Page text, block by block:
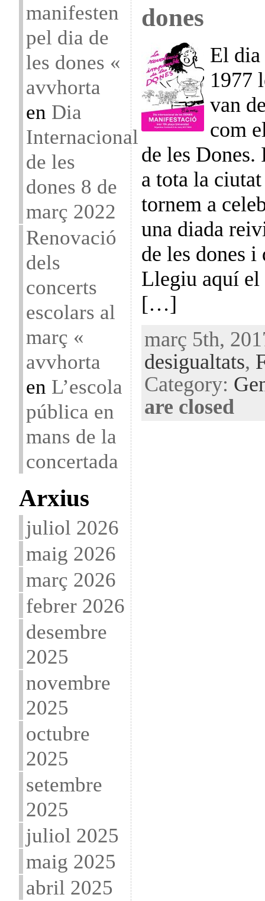
manifesten
pel dia de
les dones «
avvhorta
en Dia
Internacional
de les
dones 8 de
març 2022
Renovació
dels
concerts
escolars al
març «
avvhorta
en L’escola
pública en
mans de la
concertada
Arxius
juliol 2026
maig 2026
març 2026
febrer 2026
desembre
2025
novembre
2025
octubre
2025
setembre
2025
juliol 2025
maig 2025
abril 2025
dones
El dia
1977
van
com
de les Dones.
a tota la
tornem a
una diada
de les dones
Llegiu aquí el
[…]
març 5th,
desigualtats,
Category:
are closed